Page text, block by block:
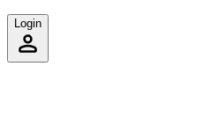
Login